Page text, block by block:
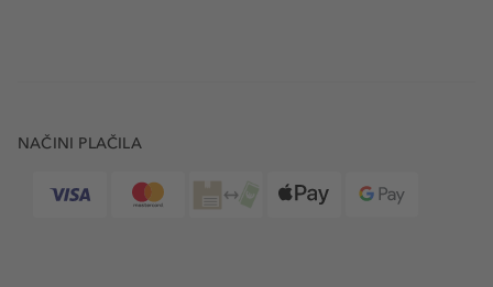
NAČINI PLAČILA